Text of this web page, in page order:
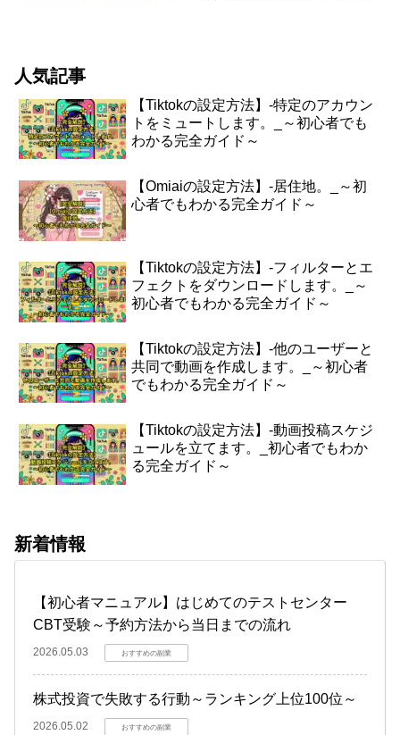
人気記事
【Tiktokの設定方法】-特定のアカウン
トをミュートします。_～初心者でも
わかる完全ガイド～
【Omiaiの設定方法】-居住地。_～初
心者でもわかる完全ガイド～
【Tiktokの設定方法】-フィルターとエ
フェクトをダウンロードします。_～
初心者でもわかる完全ガイド～
【Tiktokの設定方法】-他のユーザーと
共同で動画を作成します。_～初心者
でもわかる完全ガイド～
【Tiktokの設定方法】-動画投稿スケジ
ュールを立てます。_初心者でもわか
る完全ガイド～
新着情報
【初心者マニュアル】はじめてのテストセンター
CBT受験～予約方法から当日までの流れ
2026.05.03 おすすめの副業
株式投資で失敗する行動～ランキング上位100位～
2026.05.02 おすすめの副業